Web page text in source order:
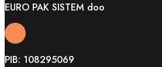
EURO PAK SISTEM doo
PIB: 108295069